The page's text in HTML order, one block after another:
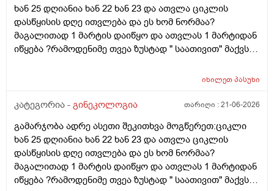
ხან 25 დღიანია ხან 22 ხან 23 და ათვლა ციკლის
დასწყისის დღე ითვლება და ეს ხომ ნორმაა?
მაგალითად 1 მარტის დაიწყო და ათვლას 1 მარტიდან
იწყება ?რამოდენიმე თვეა ზუსტად " საათივით" მაქვს
მეშინია კიდევ ხომ არ ჩამოიწევს? მინდა რომ 25 ან
განმავლობაში ? შესაძლოა ისევ 23 ან 25 დღიანი
რამეა.ზოგადად წლებია აუტოიმონური თირეოდიტი
მაქვს.ხშირად მაქვს სანერვიულო.რითი შეიძლება
უნდაცკვების სახით რომ ვმართო ციკლის დღეები?
პასუხიც მივიღე და არა, ყველაფერი ჩვეულებრივადაა
არც ჭარბი სისხლდება არ არის.ადრე რომ 7 დღემდე
იხილეთპასუხი
კატეგორია - გინეკოლოგია თარიღი :21-06-2026
გამარჯობა ადრე ასეთი შეკითხვა მოგწერეთ:ციკლი
ხან 25 დღიანია ხან 22 ხან 23 და ათვლა ციკლის
დასწყისის დღე ითვლება და ეს ხომ ნორმაა?
მაგალითად 1 მარტის დაიწყო და ათვლას 1 მარტიდან
იწყება ?რამოდენიმე თვეა ზუსტად " საათივით" მაქვს